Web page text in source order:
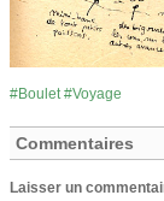
Boulet Voyage
Commentaires
Laisser un